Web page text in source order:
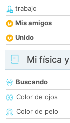
trabajo
Mis amigos
Unido
Mi física
Buscando
Color de ojos
Color de pelo